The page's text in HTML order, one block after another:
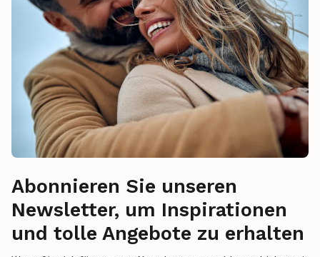
Abonnieren Sie unseren
Newsletter, um Inspirationen
und tolle Angebote zu erhalten